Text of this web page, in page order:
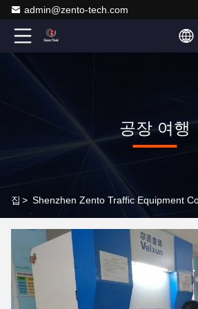
admin@zento-tech.com
공장 여행
집 > Shenzhen Zento Traffic Equipment